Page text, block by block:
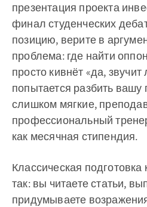
презентация проекта
финал студенческих
позицию, верите в
проблема: где найти
просто кивнёт «да,
попытается разбить вашу
слишком мягкие,
профессиональный
как месячная стипендия.
Классическая
так: вы читаете статьи,
придумываете